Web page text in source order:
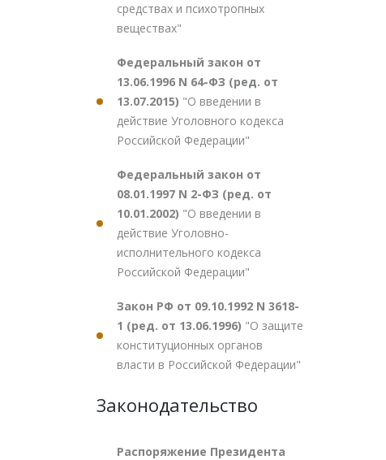
средствах и психотропных
веществах"
Федеральный закон от
13.06.1996 N 64-ФЗ (ред. от
13.07.2015) "О введении в
действие Уголовного кодекса
Российской Федерации"
Федеральный закон от
08.01.1997 N 2-ФЗ (ред. от
10.01.2002) "О введении в
действие Уголовно-
исполнительного кодекса
Российской Федерации"
Закон РФ от 09.10.1992 N 3618-
1 (ред. от 13.06.1996) "О защите
конституционных органов
власти в Российской Федерации"
Законодательство
Распоряжение Президента